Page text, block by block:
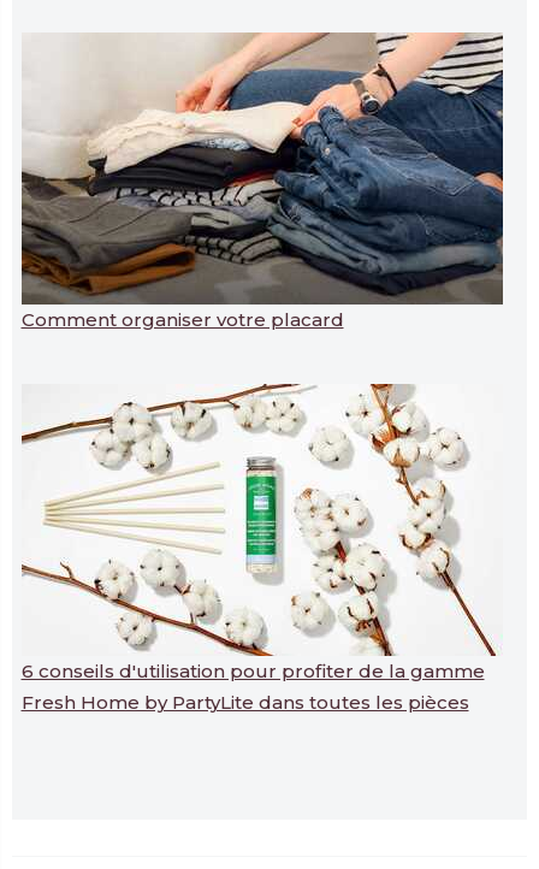
Comment organiser votre placard
6 conseils d'utilisation pour profiter de la gamme
Fresh Home by PartyLite dans toutes les pièces